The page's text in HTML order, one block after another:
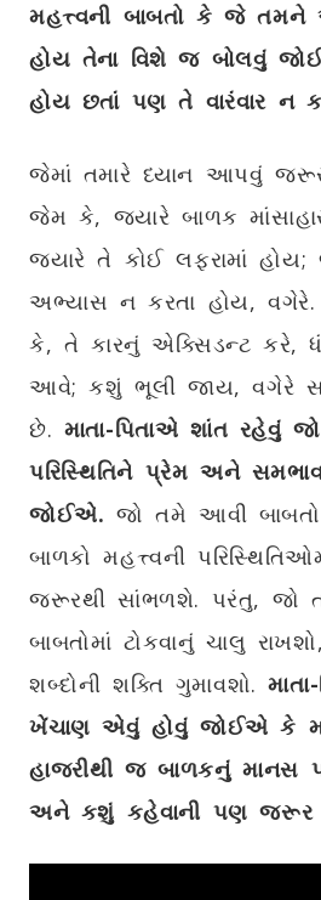
મહત્ત્વની બાબતો કે જે
હોય તેના વિશે જ બોલવું
હોય છતાં પણ તે વારંવાર ન
જેમાં તમારે ધ્યાન આપવું
જેમ કે, જ્યારે બાળક
જ્યારે તે કોઈ લફરામાં
અભ્યાસ ન કરતા હોય,
કે, તે કારનું એક્સિડન્‍ટ કરે,
આવે; કશું ભૂલી જાય, વગેરે
છે. માતા-પિતાએ શાંત રહેવું
પરિસ્થિતિને પ્રેમ અને
જોઈએ. જો તમે આવી બાબતો
બાળકો મહત્ત્વની
જરૂરથી સાંભળશે. પરંતુ, જો
બાબતોમાં ટોકવાનું ચાલુ
શબ્દોની શક્તિ ગુમાવશો.
ખેંચાણ એવું હોવું જોઈએ કે
હાજરીથી જ બાળકનું માનસ
અને કશું કહેવાની પણ જરૂર